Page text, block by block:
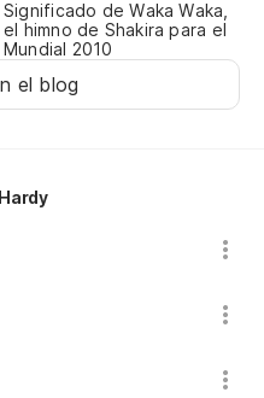
Significado de Waka Waka,
el himno de Shakira para el
Mundial 2010
el blog